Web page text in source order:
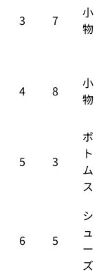
3 7
小
物
4 8
小
物
5 3
ボ
ト
ム
ス
6 5
シ
ュ
ー
ズ